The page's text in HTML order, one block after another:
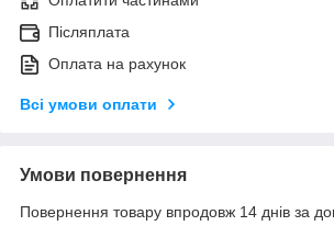
Післяплата
Оплата на рахунок
Всі умови оплати
Умови повернення
Повернення товару впродовж 14 днів за